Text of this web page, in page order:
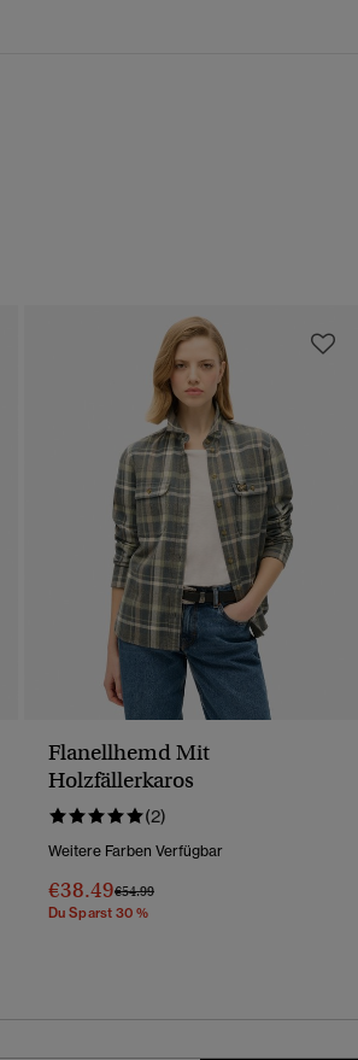
Flanellhemd Mit
Holzfällerkaros
(2)
Weitere Farben Verfügbar
€38.49Preis Wurde Reduziert Von
€54.99Bis
Du Sparst 30 %